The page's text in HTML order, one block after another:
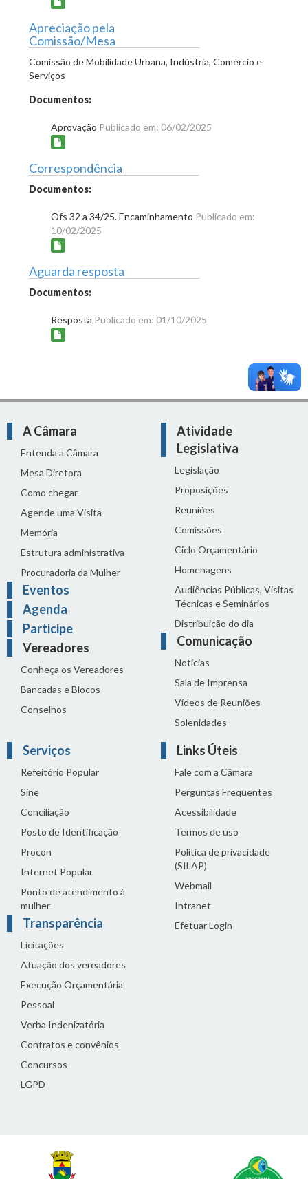
Apreciação pela
Comissão/Mesa
Comissão de Mobilidade Urbana, Indústria, Comércio e
Serviços
Documentos:
Aprovação Publicado em: 06/02/2025
Correspondência
Documentos:
Ofs 32 a 34/25. Encaminhamento Publicado em:
10/02/2025
Aguarda resposta
Documentos:
Resposta Publicado em: 01/10/2025
A Câmara
Entenda a Câmara
Mesa Diretora
Como chegar
Agende uma Visita
Memória
Estrutura administrativa
Procuradoria da Mulher
Eventos
Agenda
Participe
Vereadores
Conheça os Vereadores
Bancadas e Blocos
Conselhos
Atividade
Legislativa
Legislação
Proposições
Reuniões
Comissões
Ciclo Orçamentário
Homenagens
Audiências Públicas, Visitas
Técnicas e Seminários
Distribuição do dia
Comunicação
Notícias
Sala de Imprensa
Vídeos de Reuniões
Solenidades
Serviços
Refeitório Popular
Sine
Conciliação
Posto de Identificação
Procon
Internet Popular
Ponto de atendimento à
mulher
Transparência
Licitações
Atuação dos vereadores
Execução Orçamentária
Pessoal
Verba Indenizatória
Contratos e convênios
Concursos
LGPD
Links Úteis
Fale com a Câmara
Perguntas Frequentes
Acessibilidade
Termos de uso
Política de privacidade
(SILAP)
Webmail
Intranet
Efetuar Login